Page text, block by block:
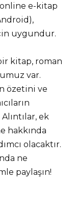
e-kitap
uygundur.
kitap, roman
var.
özetini ve
ek
hakkında
olacaktır.
ne
paylaşın!